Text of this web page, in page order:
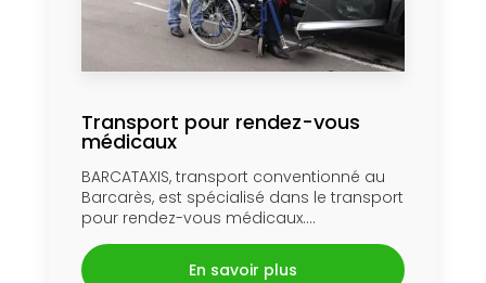
Transport pour rendez-vous
médicaux
BARCATAXIS, transport conventionné au
Barcarès, est spécialisé dans le transport
pour rendez-vous médicaux....
En savoir plus